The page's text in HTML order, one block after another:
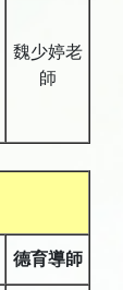
魏少婷老
師
德育導師